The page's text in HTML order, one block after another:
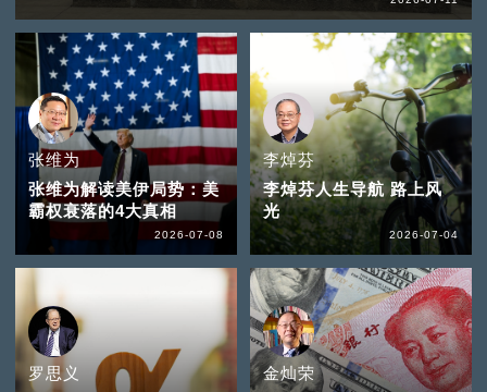
张维为
张维为解读美伊局势：美
霸权衰落的4大真相
2026-07-08
李焯芬
李焯芬人生导航 路上风
光
2026-07-04
罗思义
金灿荣